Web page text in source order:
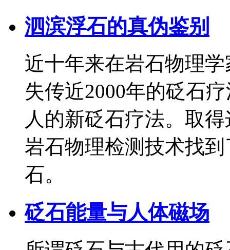
泗滨浮石的真伪鉴别
近十年来在岩石物理
失传近2000年的砭石
人的新砭石疗法。取
岩石物理检测技术找
石。
砭石能量与人体磁场